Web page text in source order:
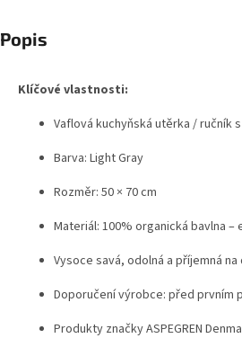
Popis
Klíčové vlastnosti:
Vaflová kuchyňská utěrka / ručník
Barva: Light Gray
Rozměr: 50 × 70 cm
Materiál: 100% organická bavlna
Vysoce savá, odolná a příjemná
Doporučení výrobce: před prvním
Produkty značky ASPEGREN